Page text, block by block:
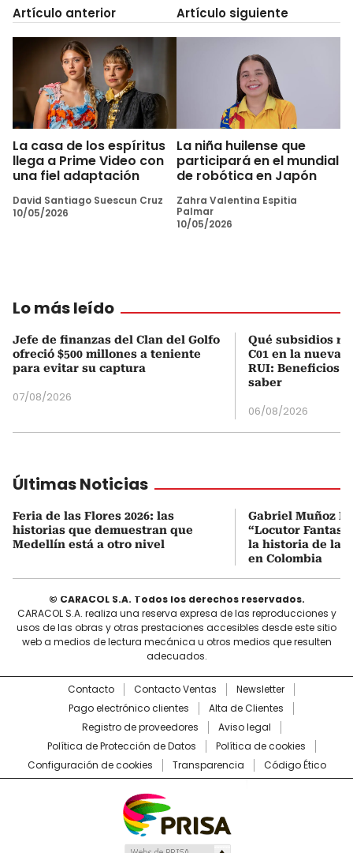
Artículo anterior
La casa de los espíritus
llega a Prime Video con
una fiel adaptación
David Santiago Suescun Cruz
10/05/2026
Artículo siguiente
La niña huilense que
participará en el mundial
de robótica en Japón
Zahra Valentina Espitia
Palmar
10/05/2026
Lo más leído
Jefe de finanzas del Clan del Golfo
ofreció $500 millones a teniente
para evitar su captura
07/08/2026
Qué subsidios
C01 en la nueva
RUI: Beneficios
saber
06/08/2026
Últimas Noticias
Feria de las Flores 2026: las
historias que demuestran que
Medellín está a otro nivel
Gabriel Muñoz
“Locutor
la historia de la
en Colombia
© CARACOL S.A. Todos los derechos reservados.
CARACOL S.A. realiza una reserva expresa de las reproducciones y
usos de las obras y otras prestaciones accesibles desde este sitio
web a medios de lectura mecánica u otros medios que resulten
adecuados.
Contacto Contacto Ventas
Newsletter
Pago electrónico clientes
Alta de Clientes
Registro de proveedores
Aviso legal
Política de Protección de Datos
Política de cookies
Configuración de cookies
Transparencia Código Ético